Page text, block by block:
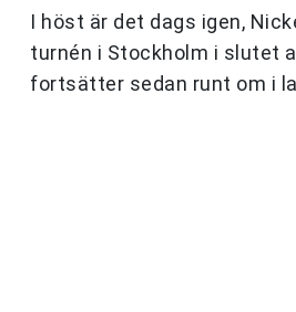
I höst är det dags igen,
turnén i Stockholm i slutet
fortsätter sedan runt om i